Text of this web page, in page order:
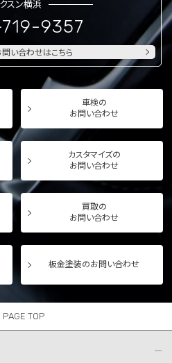
スン横浜
9357
い合わせはこちら
車検の
お問い合わせ
カスタマイズの
お問い合わせ
買取の
お問い合わせ
板金塗装のお問い合わせ
PAGE TOP